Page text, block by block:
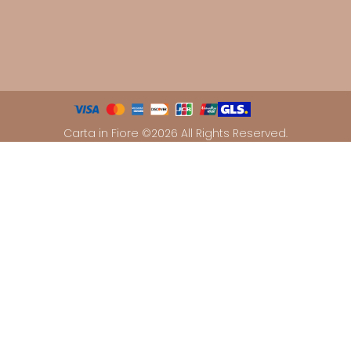
Carta in Fiore ©2026 All Rights Reserved.